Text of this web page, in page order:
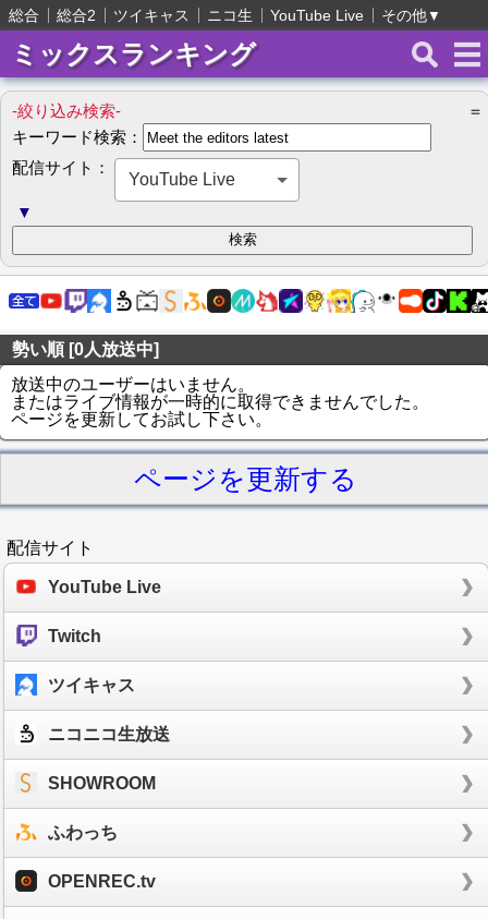
総合 総合2 ツイキャス ニコ生 YouTube Live その他▼
ミックスランキング
-絞り込み検索-
＝
キーワード検索：
配信サイト：
YouTube Live
▼
勢い順 [0人放送中]
放送中のユーザーはいません。
またはライブ情報が一時的に取得できませんでした。
ページを更新してお試し下さい。
ページを更新する
配信サイト
YouTube Live
Twitch
ツイキャス
ニコニコ生放送
SHOWROOM
ふわっち
OPENREC.tv